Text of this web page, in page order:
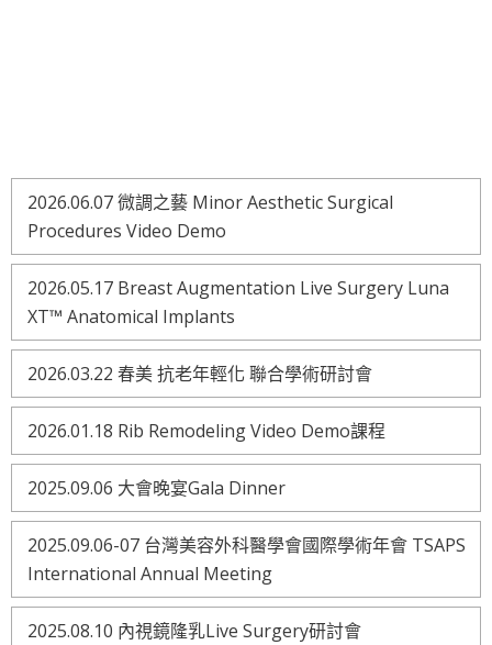
2026.06.07 微調之藝 Minor Aesthetic Surgical
Procedures Video Demo
2026.05.17 Breast Augmentation Live Surgery Luna
XT™ Anatomical Implants
2026.03.22 春美 抗老年輕化 聯合學術研討會
2026.01.18 Rib Remodeling Video Demo課程
2025.09.06 大會晚宴Gala Dinner
2025.09.06-07 台灣美容外科醫學會國際學術年會 TSAPS
International Annual Meeting
2025.08.10 內視鏡隆乳Live Surgery研討會